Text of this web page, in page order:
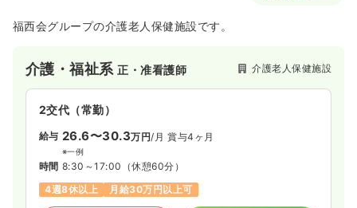
福西会グループの介護老人保健施設です。
介護・福祉系正・准看護師 介護老人保健施設
2交代（常勤）
給与 26.6〜30.3万円/月 賞与4ヶ月
※一例
時間 8:30～17:00 （休憩60分）
4週8休以上
月給30万円以上可